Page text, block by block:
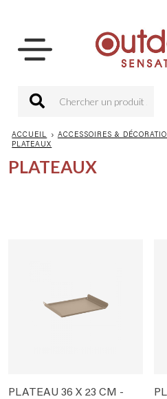
ACCUEIL › ACCESSOIRES &
PLATEAUX
PLATEAUX
PLATEAU 36 X 23 CM -